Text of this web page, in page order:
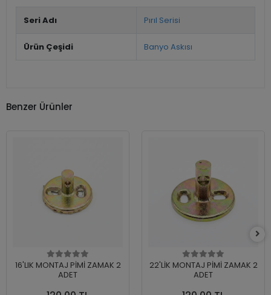
Seri Adı Pırıl Serisi
Ürün Çeşidi Banyo Askısı
Benzer Ürünler
16'LIK MONTAJ PİMİ ZAMAK 2
ADET
22'LİK MONTAJ PİMİ ZAMAK 2
ADET